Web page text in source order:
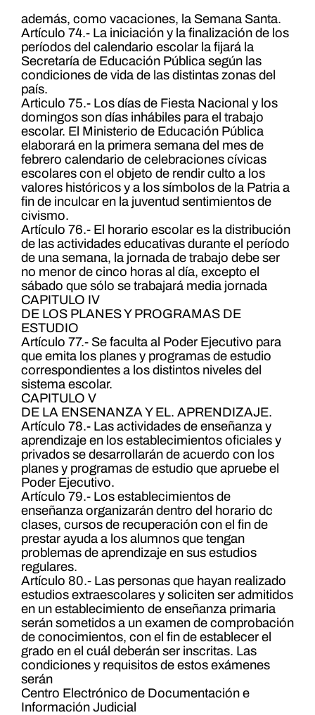
además, como vacaciones, la Semana Santa.
Artículo 74.- La iniciación y la finalización de los
períodos del calendario escolar la fijará la
Secretaría de Educación Pública según las
condiciones de vida de las distintas zonas del
país.
Articulo 75.- Los días de Fiesta Nacional y los
domingos son días inhábiles para el trabajo
escolar. El Ministerio de Educación Pública
elaborará en la primera semana del mes de
febrero calendario de celebraciones cívicas
escolares con el objeto de rendir culto a los
valores históricos y a los símbolos de la Patria a
fin de inculcar en la juventud sentimientos de
civismo.
Artículo 76.- El horario escolar es la distribución
de las actividades educativas durante el período
de una semana, la jornada de trabajo debe ser
no menor de cinco horas al día, excepto el
sábado que sólo se trabajará media jornada
CAPITULO IV
DE LOS PLANES Y PROGRAMAS DE
ESTUDIO
Artículo 77.- Se faculta al Poder Ejecutivo para
que emita los planes y programas de estudio
correspondientes a los distintos niveles del
sistema escolar.
CAPITULO V
DE LA ENSENANZA Y EL. APRENDIZAJE.
Artículo 78.- Las actividades de enseñanza y
aprendizaje en los establecimientos oficiales y
privados se desarrollarán de acuerdo con los
planes y programas de estudio que apruebe el
Poder Ejecutivo.
Artículo 79.- Los establecimientos de
enseñanza organizarán dentro del horario dc
clases, cursos de recuperación con el fin de
prestar ayuda a los alumnos que tengan
problemas de aprendizaje en sus estudios
regulares.
Artículo 80.- Las personas que hayan realizado
estudios extraescolares y soliciten ser admitidos
en un establecimiento de enseñanza primaria
serán sometidos a un examen de comprobación
de conocimientos, con el fin de establecer el
grado en el cuál deberán ser inscritas. Las
condiciones y requisitos de estos exámenes
serán
Centro Electrónico de Documentación e
Información Judicial